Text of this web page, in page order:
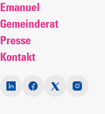
Emanuel
Gemeinderat
Presse
Kontakt